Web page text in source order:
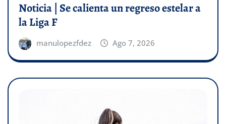
Noticia | Se calienta un regreso estelar a
la Liga F
manulopezfdez Ago 7, 2026